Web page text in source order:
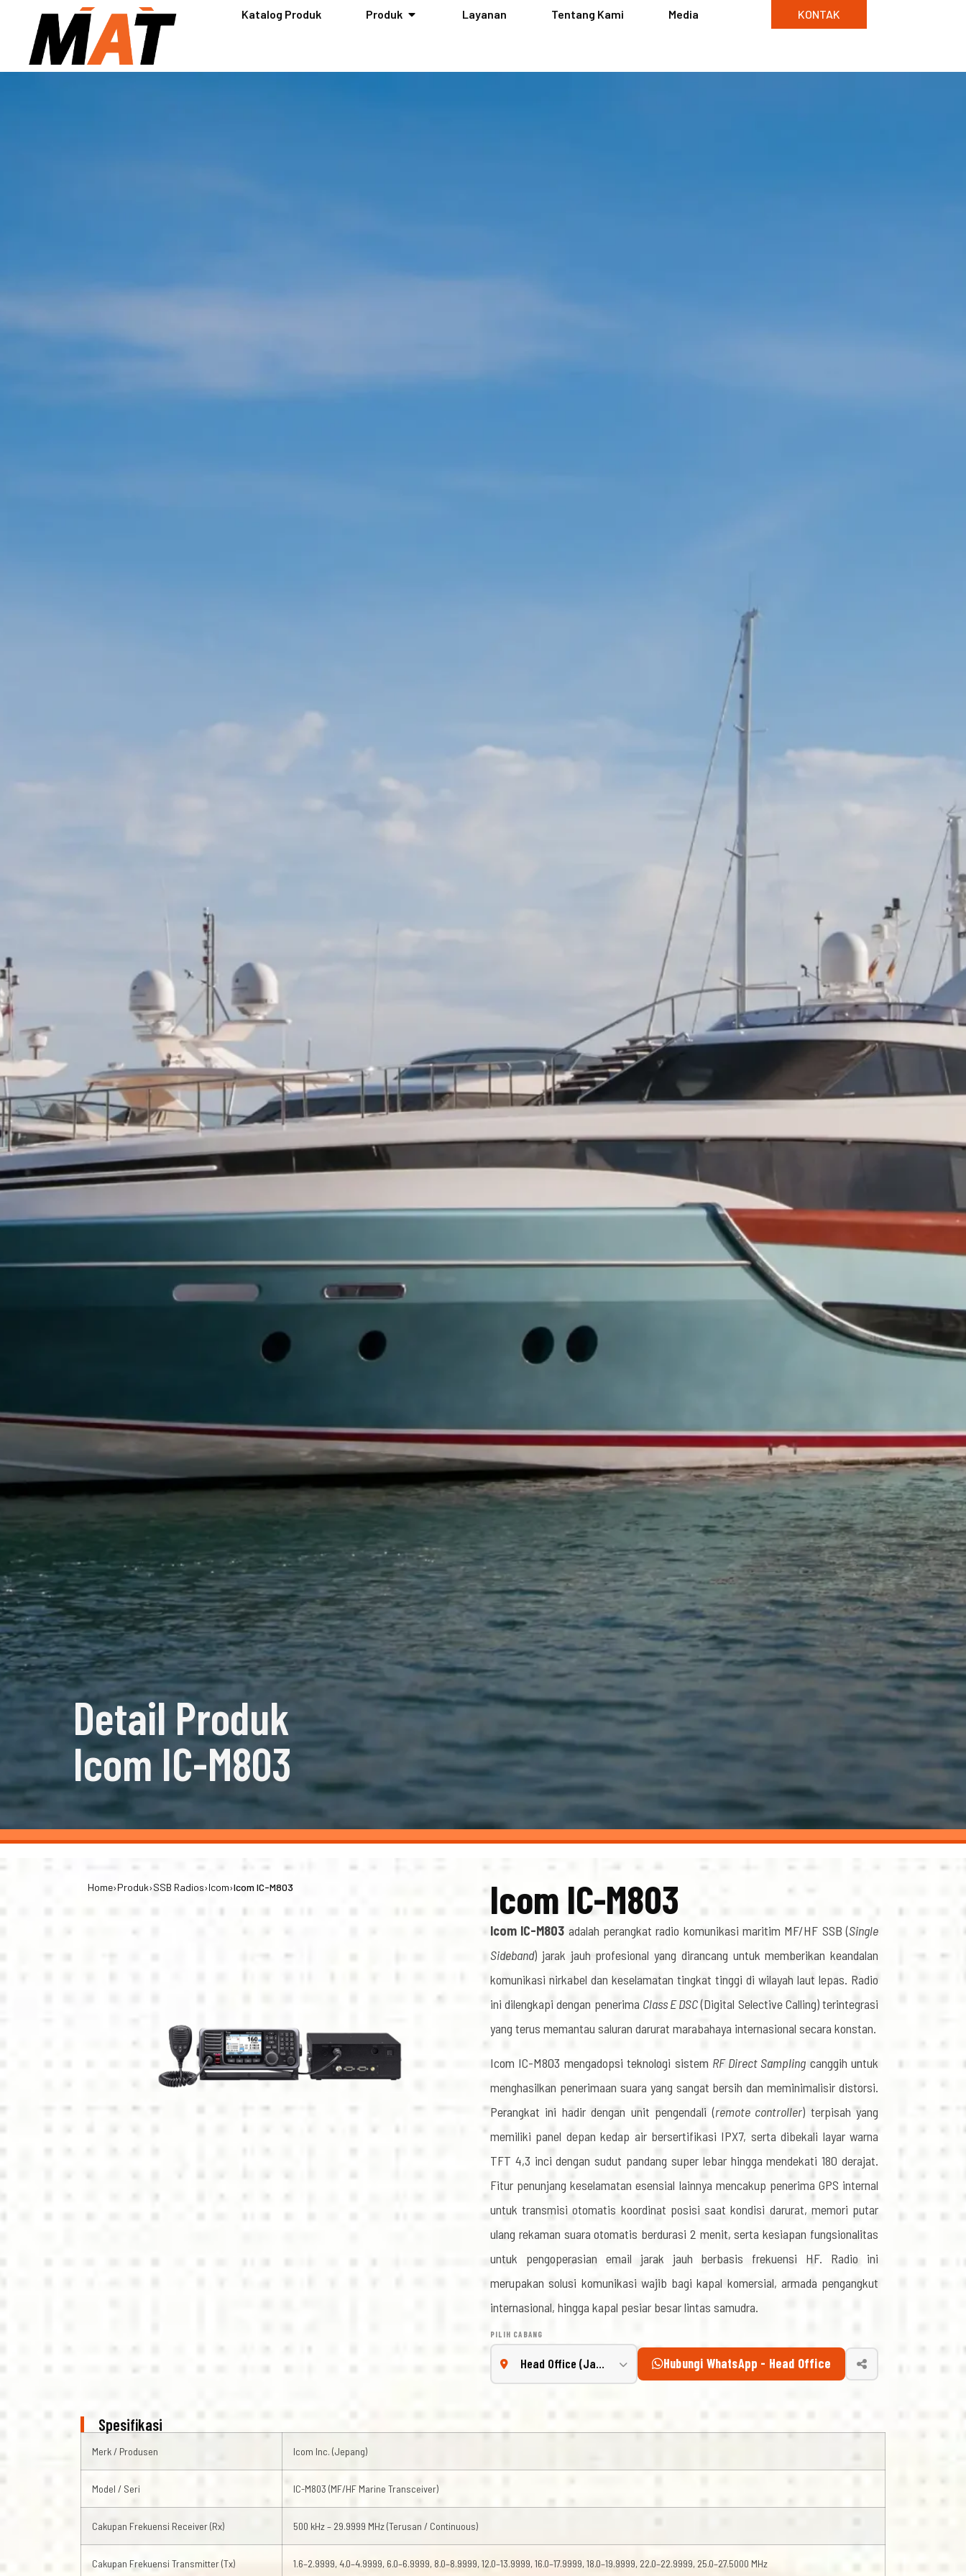
Katalog Produk Produk Layanan Tentang Kami Media KONTAK
Detail Produk
Icom IC-M803
Home›Produk›SSB Radios›Icom›Icom IC-M803 Icom IC-M803
Icom IC-M803 adalah perangkat radio komunikasi maritim MF/HF SSB (Single
Sideband) jarak jauh profesional yang dirancang untuk memberikan keandalan
komunikasi nirkabel dan keselamatan tingkat tinggi di wilayah laut lepas. Radio
ini dilengkapi dengan penerima Class E DSC(Digital Selective Calling) terintegrasi
yang terus memantau saluran darurat marabahaya internasional secara konstan.
Icom IC-M803 mengadopsi teknologi sistem RF Direct Sampling canggih untuk
menghasilkan penerimaan suara yang sangat bersih dan meminimalisir distorsi.
Perangkat ini hadir dengan unit pengendali (remote controller) terpisah yang
memiliki panel depan kedap air bersertifikasi IPX7, serta dibekali layar warna
TFT 4,3 inci dengan sudut pandang super lebar hingga mendekati 180 derajat.
Fitur penunjang keselamatan esensial lainnya mencakup penerima GPS internal
untuk transmisi otomatis koordinat posisi saat kondisi darurat, memori putar
ulang rekaman suara otomatis berdurasi 2 menit, serta kesiapan fungsionalitas
untuk pengoperasian email jarak jauh berbasis frekuensi HF. Radio ini
merupakan solusi komunikasi wajib bagi kapal komersial, armada pengangkut
internasional, hingga kapal pesiar besar lintas samudra.
PILIH CABANG
Hubungi WhatsApp - Head Office
Spesifikasi
Merk / Produsen Icom Inc. (Jepang)
Model / Seri IC-M803 (MF/HF Marine Transceiver)
Cakupan Frekuensi Receiver (Rx) 500 kHz – 29.9999 MHz (Terusan / Continuous)
Cakupan Frekuensi Transmitter (Tx) 1.6–2.9999, 4.0–4.9999, 6.0–6.9999, 8.0–8.9999, 12.0–13.9999, 16.0–17.9999, 18.0–19.9999, 22.0–22.9999, 25.0–27.5000 MHz